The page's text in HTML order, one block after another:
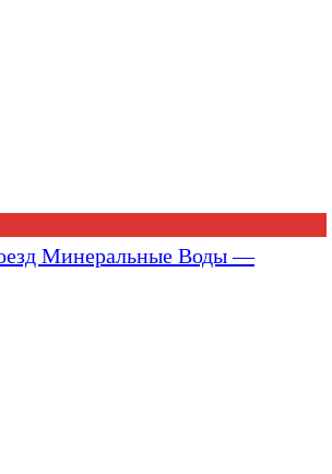
Минеральные Воды —